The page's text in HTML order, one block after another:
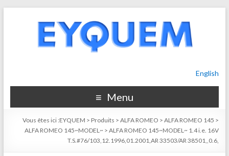
English
Menu
Vous êtes ici :EYQUEM > Produits >ALFA ROMEO >ALFA ROMEO 145 >
ALFA ROMEO 145~MODEL~ >ALFA ROMEO 145~MODEL~ 1.4 i.e. 16V
T.S.#76/103,12.1996,01.2001,AR 33503/AR 38501,,0.6,